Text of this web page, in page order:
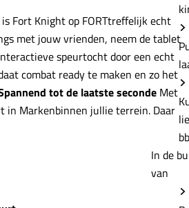
In de
van
Fort Knight op FORTtreffelijk echt
met jouw vrienden, neem de tablet
speurtocht door een echt
combat ready te maken en zo het
tot de laatste seconde Met
in Markenbinnen jullie terrein. Daar